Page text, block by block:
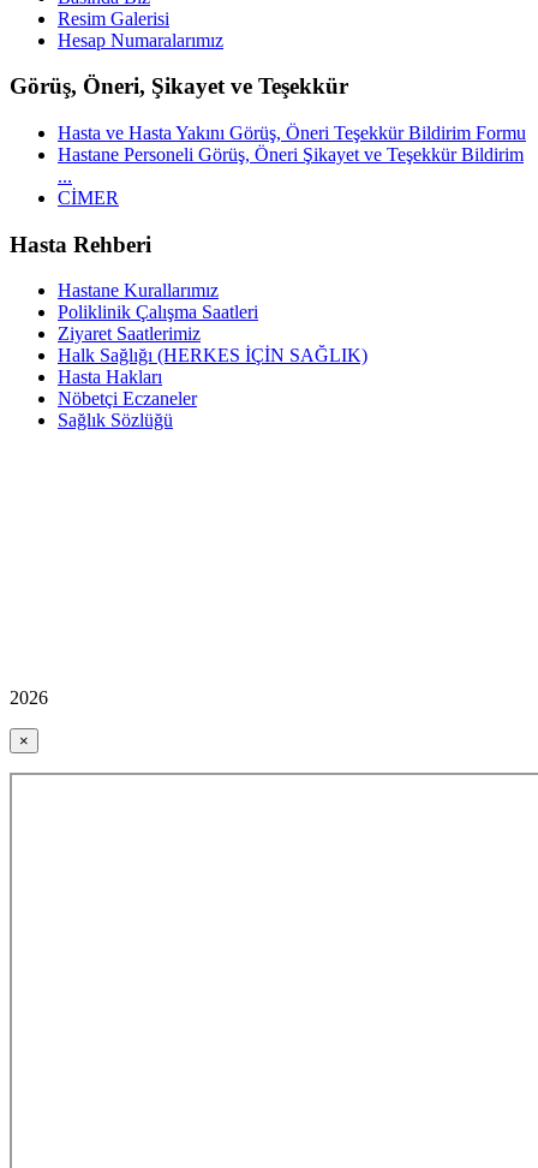
Resim Galerisi
Hesap Numaralarımız
Görüş, Öneri, Şikayet ve Teşekkür
Hasta ve Hasta Yakını Görüş, Öneri Teşekkür Bildirim Formu
Hastane Personeli Görüş, Öneri Şikayet ve Teşekkür Bildirim
...
CİMER
Hasta Rehberi
Hastane Kurallarımız
Poliklinik Çalışma Saatleri
Ziyaret Saatlerimiz
Halk Sağlığı (HERKES İÇİN SAĞLIK)
Hasta Hakları
Nöbetçi Eczaneler
Sağlık Sözlüğü
2026
×